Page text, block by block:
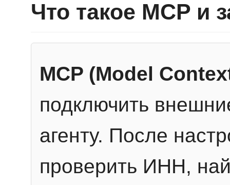
Что такое MCP и
MCP (Model
подключить
агенту. После
проверить ИНН,